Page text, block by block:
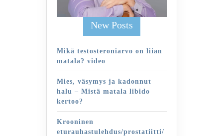
New Posts
Mikä testosteroniarvo on liian
matala? video
Mies, väsymys ja kadonnut
halu – Mistä matala libido
kertoo?
Krooninen
eturauhastulehdus/prostatiitti/